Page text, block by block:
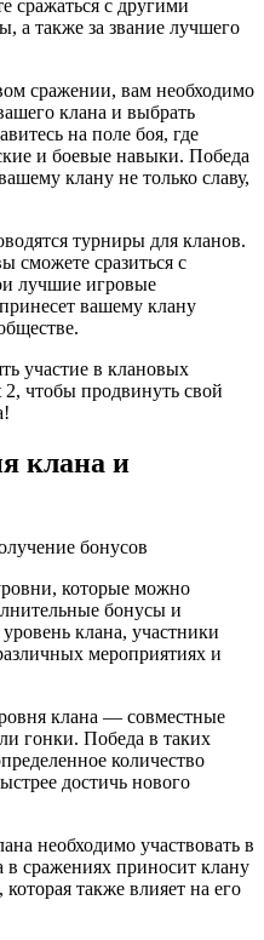
сражаться с другими
а также за звание лучшего
сражении, вам необходимо
клана и выбрать
на поле боя, где
и боевые навыки. Победа
клану не только славу,
турниры для кланов.
сможете сразиться с
лучшие игровые
вашему клану
участие в клановых
чтобы продвинуть свой
клана и
бонусов
которые можно
бонусы и
клана, участники
мероприятиях и
клана — совместные
гонки. Победа в таких
количество
достичь нового
необходимо участвовать в
сражениях приносит клану
также влияет на его